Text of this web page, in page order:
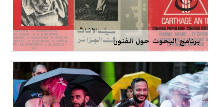
برنامج البحوث حول الفنون